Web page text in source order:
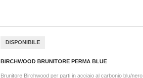
DISPONIBILE
BIRCHWOOD BRUNITORE PERMA BLUE
Brunitore Birchwood per parti in acciaio al carbonio blu/nero.